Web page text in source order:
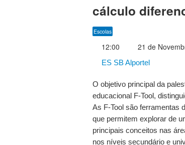
cálculo
Escolas
12:00 21 de
ES SB Alportel
O objetivo principal da
educacional F-Tool,
As F-Tool são ferramentas
que permitem explorar de
principais conceitos nas
nos níveis secundário e